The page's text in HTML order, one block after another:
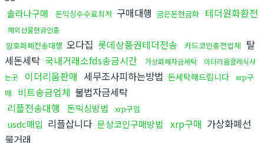
솔라나구매 돈믹싱수수료최저 구매대행 금은돈현금화 테더원화환전
해외선물현금인출
암호화폐전송대행 오다집 롯데상품권테더전송 카드코인충전업체 탈
세돈세탁 국내거래소fds송금시간 가상화폐자금세탁
이더리움클레식사
는곳
이더리움판매 세무조사피하는방법 돈세탁해드립니다 xrp구
매
비트송금업체 불법자금세탁
리플전송대행
돈믹싱방법 xrp구입
usdc매입 리플삽니다 문상코인구매방법 xrp구매 가상화폐선
물거래